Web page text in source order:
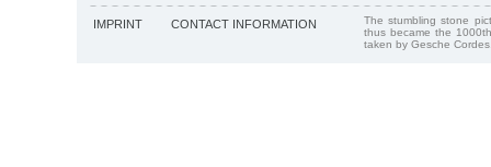
IMPRINT CONTACT INFORMATION
The stumbling stone
thus became the
taken by Gesche